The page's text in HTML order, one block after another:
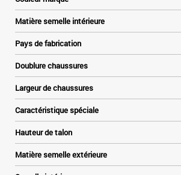
Matière semelle intérieure
Pays de fabrication
Doublure chaussures
Largeur de chaussures
Caractéristique spéciale
Hauteur de talon
Matière semelle extérieure